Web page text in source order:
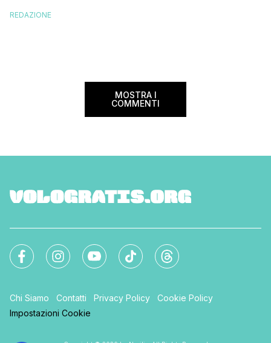
le loro botteghe specializzate nella
REDAZIONE
MOSTRA I
COMMENTI
Chi Siamo Contatti Privacy Policy
Cookie Policy
Impostazioni Cookie